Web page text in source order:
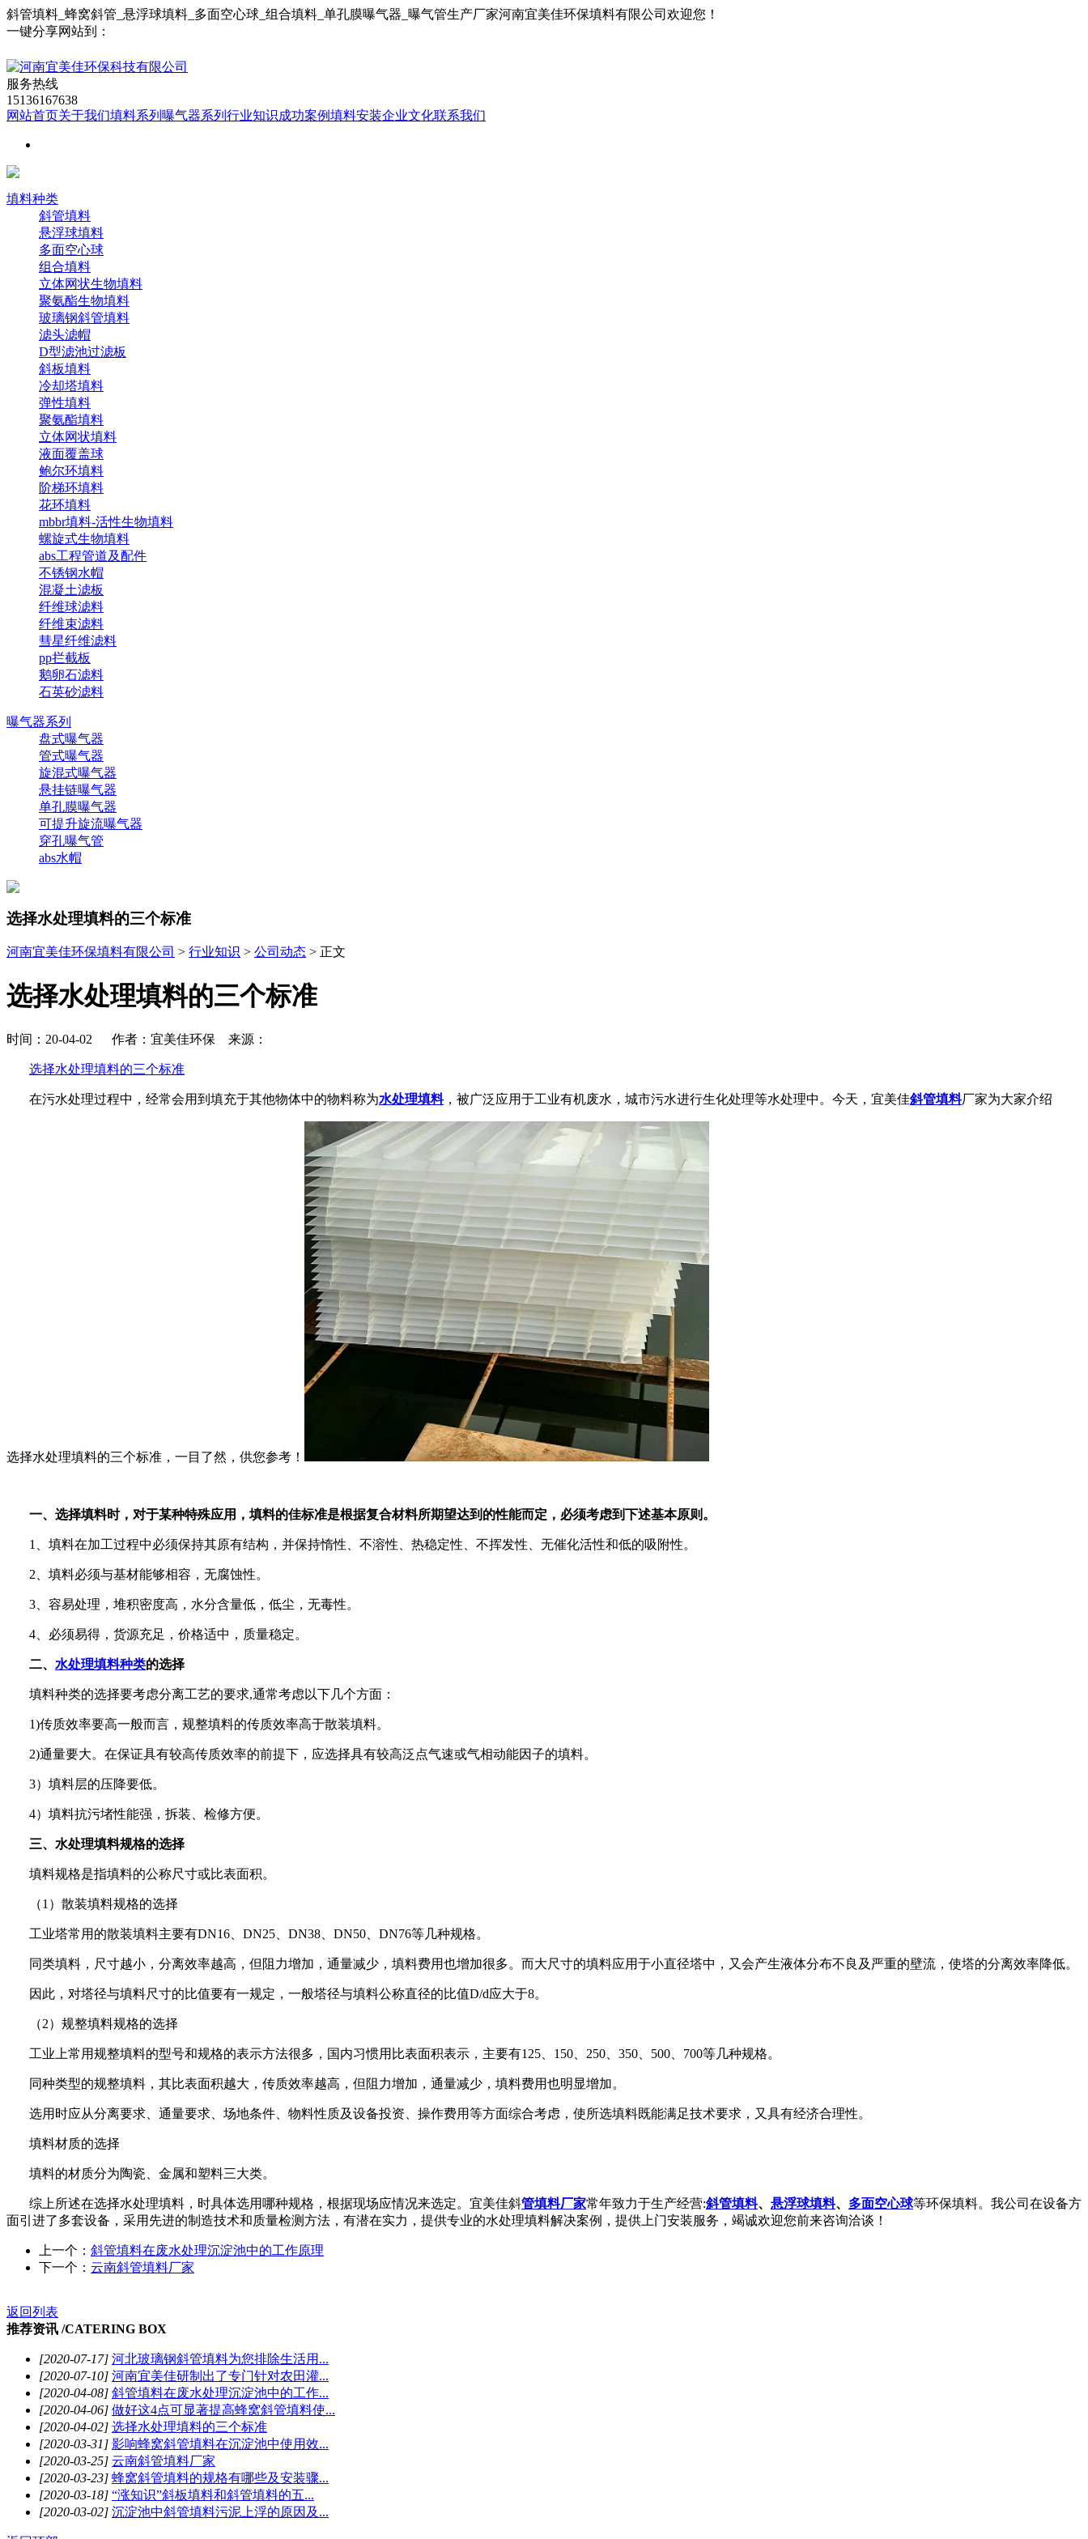
斜管填料_蜂窝斜管_悬浮球填料_多面空心球_组合填料_单孔膜曝气器_曝气管生产厂家河南宜美佳环保填料有限公司欢迎您！
一键分享网站到：
服务热线
15136167638
网站首页关于我们填料系列 曝气器系列 行业知识成功案例填料安装企业文化联系我们
填料种类
斜管填料
悬浮球填料
多面空心球
组合填料
立体网状生物填料
聚氨酯生物填料
玻璃钢斜管填料
滤头滤帽
D型滤池过滤板
斜板填料
冷却塔填料
弹性填料
聚氨酯填料
立体网状填料
液面覆盖球
鲍尔环填料
阶梯环填料
花环填料
mbbr填料-活性生物填料
螺旋式生物填料
abs工程管道及配件
不锈钢水帽
混凝土滤板
纤维球滤料
纤维束滤料
彗星纤维滤料
pp拦截板
鹅卵石滤料
石英砂滤料
曝气器系列
盘式曝气器
管式曝气器
旋混式曝气器
悬挂链曝气器
单孔膜曝气器
可提升旋流曝气器
穿孔曝气管
abs水帽
选择水处理填料的三个标准
河南宜美佳环保填料有限公司 > 行业知识 > 公司动态 > 正文
选择水处理填料的三个标准
时间：20-04-02 作者：宜美佳环保 来源：
选择水处理填料的三个标准
在污水处理过程中，经常会用到填充于其他物体中的物料称为水处理填料，被广泛应用于工业有机废水，城市污水进行生化处理等水处理中。今天，宜美佳斜管填料厂家为大家介绍
选择水处理填料的三个标准，一目了然，供您参考！
一、选择填料时，对于某种特殊应用，填料的佳标准是根据复合材料所期望达到的性能而定，必须考虑到下述基本原则。
1 、填料在加工过程中必须保持其原有结构，并保持惰性、不溶性、热稳定性、不挥发性、无催化活性和低的吸附性。
2 、填料必须与基材能够相容，无腐蚀性。
3 、容易处理，堆积密度高，水分含量低，低尘，无毒性。
4 、必须易得，货源充足，价格适中，质量稳定。
二、 水处理填料种类的选择
填料种类的选择要考虑分离工艺的要求,通常考虑以下几个方面：
1)传质效率要高一般而言，规整填料的传质效率高于散装填料。
2)通量要大。在保证具有较高传质效率的前提下，应选择具有较高泛点气速或气相动能因子的填料。
3）填料层的压降要低。
4）填料抗污堵性能强，拆装、检修方便。
三、水处理填料规格的选择
填料规格是指填料的公称尺寸或比表面积。
（1 ）散装填料规格的选择
工业塔常用的散装填料主要有DN16 DN25 DN38 DN50 DN76等几种规格。
同类填料，尺寸越小，分离效率越高，但阻力增加，通量减少，填料费用也增加很多。而大尺寸的填料应用于小直径塔中，又会产生液体分布不良及严重的壁流，使塔的分离效率降低。
因此，对塔径与填料尺寸的比值要有一规定，一般塔径与填料公称直径的比值D/d应大于8。
（2）规整填料规格的选择
工业上常用规整填料的型号和规格的表示方法很多，国内习惯用比表面积表示，主要有125 150 250 350 500 700等几种规格。
同种类型的规整填料，其比表面积越大，传质效率越高，但阻力增加，通量减少，填料费用也明显增加。
选用时应从分离要求、通量要求、场地条件、物料性质及设备投资、操作费用等方面综合考虑，使所选填料既能满足技术要求，又具有经济合理性。
填料材质的选择
填料的材质分为陶瓷、金属和塑料三大类。
综上所述在选择水处理填料，时具体选用哪种规格，根据现场应情况来选定。宜美佳斜管填料厂家常年致力于生产经营:斜管填料、 悬浮球填料、 多面空心球等环保填料。我公司在设备方
面引进了多套设备，采用先进的制造技术和质量检测方法，有潜在实力，提供专业的水处理填料解决案例，提供上门安装服务，竭诚欢迎您前来咨询洽谈！
上一个： 斜管填料在废水处理沉淀池中的工作原理
下一个： 云南斜管填料厂家
返回列表
推荐资讯 /CATERING BOX
[2020-07-17] 河北玻璃钢斜管填料为您排除生活用...
[2020-07-10] 河南宜美佳研制出了专门针对农田灌...
[2020-04-08] 斜管填料在废水处理沉淀池中的工作...
[2020-04-06] 做好这4点可显著提高蜂窝斜管填料使...
[2020-04-02] 选择水处理填料的三个标准
[2020-03-31] 影响蜂窝斜管填料在沉淀池中使用效...
[2020-03-25] 云南斜管填料厂家
[2020-03-23] 蜂窝斜管填料的规格有哪些及安装骤...
[2020-03-18] “涨知识”斜板填料和斜管填料的五...
[2020-03-02] 沉淀池中斜管填料污泥上浮的原因及...